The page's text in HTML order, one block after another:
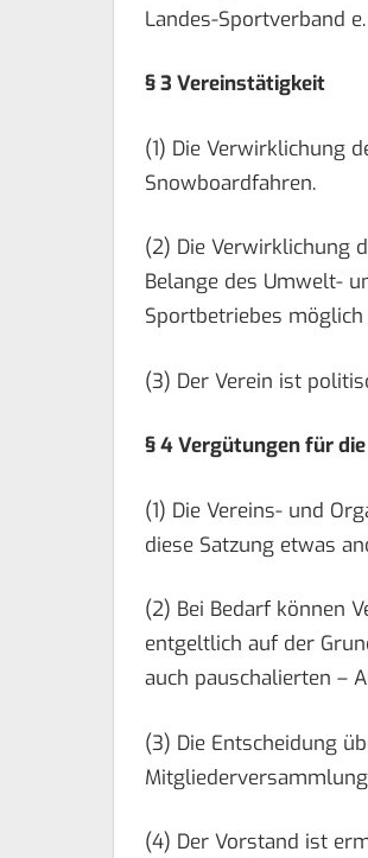
Landes-Sportverband
§ 3 Vereinstätigkeit
(1) Die Verwirklichung
Snowboardfahren.
(2) Die Verwirklichung
Belange des Umwelt-
Sportbetriebes möglich
(3) Der Verein ist
§ 4 Vergütungen für
(1) Die Vereins- und
diese Satzung etwas
(2) Bei Bedarf können
entgeltlich auf der
auch pauschalierten –
(3) Die Entscheidung
(4) Der Vorstand ist